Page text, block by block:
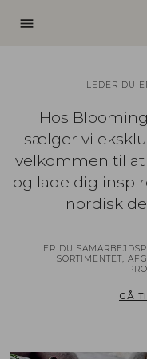
menu
LEDER DU
Hos
sælger vi
velkommen til
og lade dig
nordisk
ER DU
SORTIMENTET,
GÅ